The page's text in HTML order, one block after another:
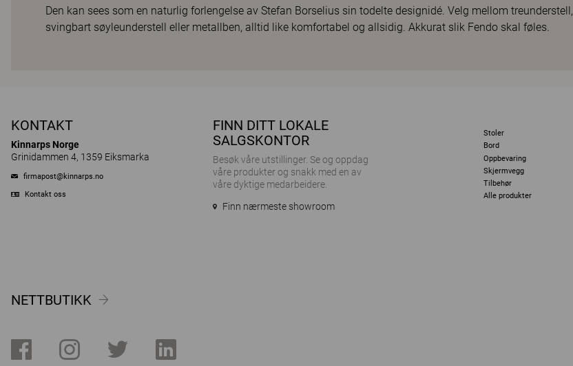
Den kan sees som en naturlig forlengelse av Stefan Borselius sin todelte designidé. Velg mellom treunderstell,
svingbart søyleunderstell eller metallben, alltid like komfortabel og allsidig. Akkurat slik Fendo skal føles.
KONTAKT
Kinnarps Norge
Grinidammen 4, 1359 Eiksmarka
firmapost@kinnarps.no
Kontakt oss
FINN DITT LOKALE
SALGSKONTOR
Besøk våre utstillinger. Se og oppdag
våre produkter og snakk med en av
våre dyktige medarbeidere.
Finn nærmeste showroom
Stoler
Bord
Oppbevaring
Skjermvegg
Tilbehør
Alle produkter
NETTBUTIKK